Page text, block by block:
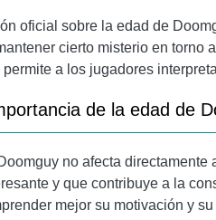
oficial sobre la edad de
cierto misterio en torno
a los jugadores
de la edad de
no afecta
y que contribuye a la
mejor su motivación y